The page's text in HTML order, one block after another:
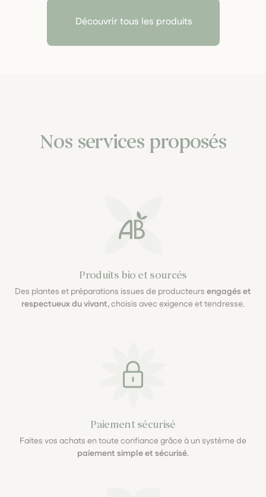
Découvrir tous les produits
Nos services proposés
Produits bio et sourcés
Des plantes et préparations issues de producteurs engagés et
respectueux du vivant, choisis avec exigence et tendresse.
Paiement sécurisé
Faites vos achats en toute confiance grâce à un système de
paiement simple et sécurisé.